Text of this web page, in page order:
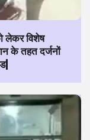
लेकर विशेष
के तहत दर्जनों